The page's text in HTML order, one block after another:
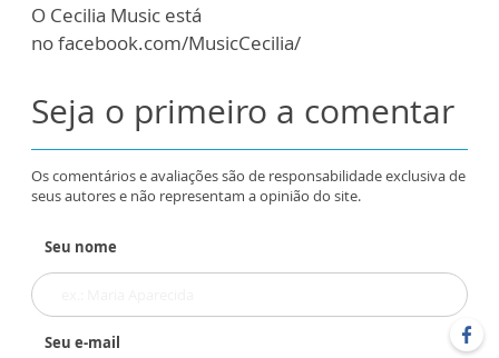
O Cecilia Music está
no facebook.com/MusicCecilia/
Seja o primeiro a comentar
Os comentários e avaliações são de responsabilidade exclusiva de
seus autores e não representam a opinião do site.
Seu nome
Seu e-mail